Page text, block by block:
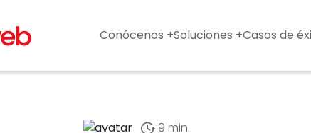
Conócenos +Soluciones +Casos de
9 min.